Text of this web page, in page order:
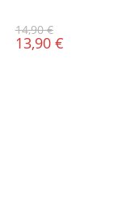
14,90€
13,90 €